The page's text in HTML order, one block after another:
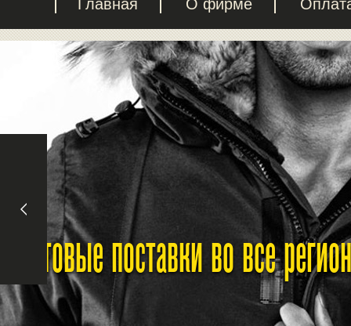
Главная О фирме
Оптовые поставки во все